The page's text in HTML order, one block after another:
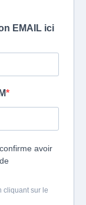
EMAIL ici
avoir
cliquant sur le